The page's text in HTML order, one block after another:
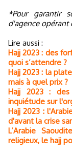
*Pour garantir
d'agence opérant
Lire aussi :
Hajj 2023 : des
quoi s’attendre ?
Hajj 2023 : la
mais à quel prix ?
Hajj 2023 :
inquiétude sur
Hajj 2023 :
d'avant la crise
L’Arabie
religieux, le hajj